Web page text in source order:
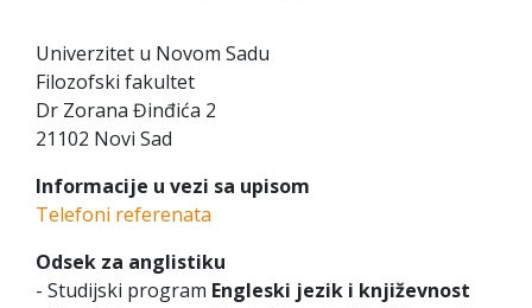
Univerzitet u Novom Sadu
Filozofski fakultet
Dr Zorana Đinđića 2
21102 Novi Sad
Informacije u vezi sa upisom
Telefoni referenata
Odsek za anglistiku
- Studijski program Engleski jezik i književnost